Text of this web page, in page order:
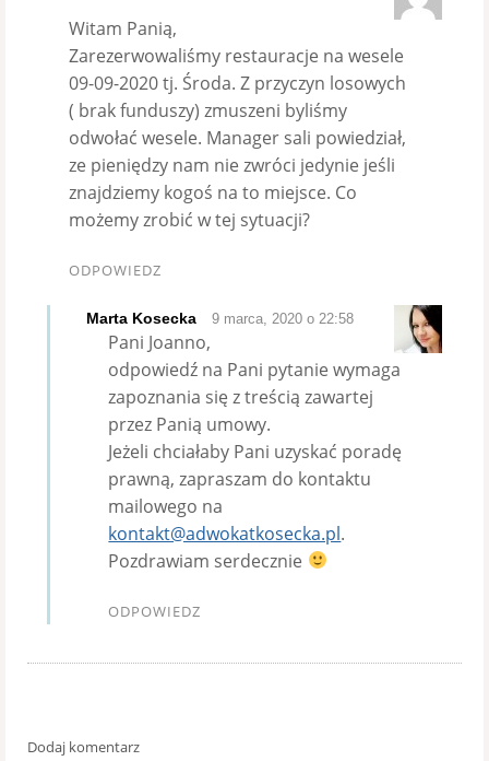
Witam Panią,
Zarezerwowaliśmy restauracje na wesele
09-09-2020 tj. Środa. Z przyczyn losowych
( brak funduszy) zmuszeni byliśmy
odwołać wesele. Manager sali powiedział,
ze pieniędzy nam nie zwróci jedynie jeśli
znajdziemy kogoś na to miejsce. Co
możemy zrobić w tej sytuacji?
ODPOWIEDZ
Marta Kosecka 9 marca, 2020 o 22:58
Pani Joanno,
odpowiedź na Pani pytanie wymaga
zapoznania się z treścią zawartej
przez Panią umowy.
Jeżeli chciałaby Pani uzyskać poradę
prawną, zapraszam do kontaktu
mailowego na
kontakt@adwokatkosecka.pl.
Pozdrawiam serdecznie
ODPOWIEDZ
Dodaj komentarz